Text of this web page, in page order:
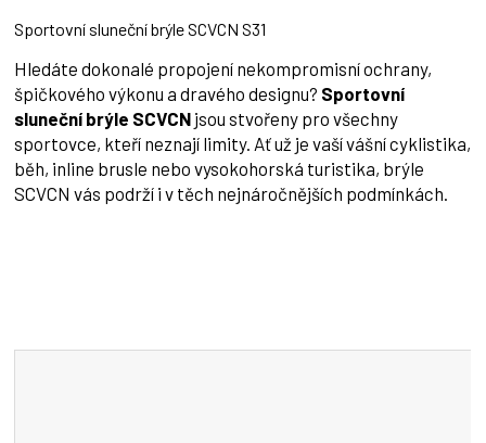
Sportovní sluneční brýle SCVCN S31
Hledáte dokonalé propojení nekompromisní ochrany,
špičkového výkonu a dravého designu? Sportovní
sluneční brýle SCVCN jsou stvořeny pro všechny
sportovce, kteří neznají limity. Ať už je vaší vášní cyklistika,
běh, inline brusle nebo vysokohorská turistika, brýle
SCVCN vás podrží i v těch nejnáročnějších podmínkách.